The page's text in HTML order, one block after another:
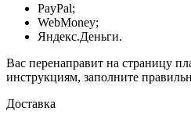
PayPal;
WebMoney;
Яндекс.Деньги.
Вас перенаправит на страницу
инструкциям, заполните
Доставка